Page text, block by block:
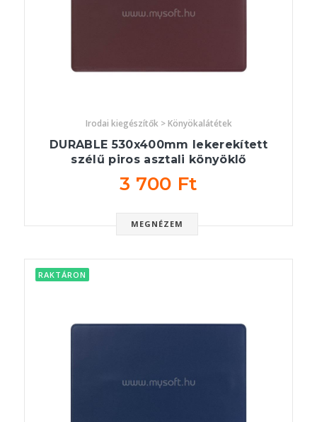
Irodai kiegészítők > Könyökalátétek
DURABLE 530x400mm lekerekített
szélű piros asztali könyöklő
3 700 Ft
MEGNÉZEM
RAKTÁRON